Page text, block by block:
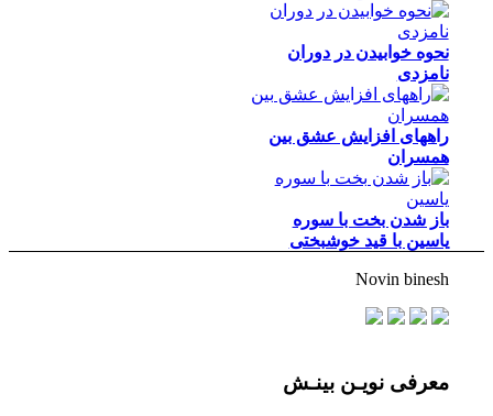
نحوه خوابیدن در دوران
نامزدی
راههای افزایش عشق بین
همسران
باز شدن بخت با سوره
یاسین با قید خوشبختی
Novin binesh
معرفی نویـن بینـش